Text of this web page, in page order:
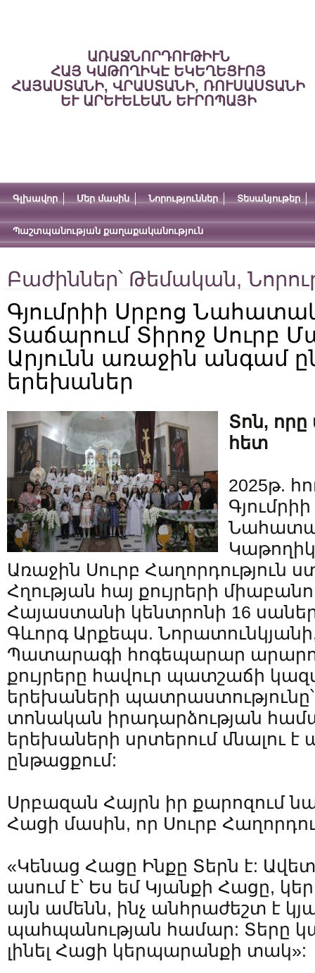
ԱՌԱՋՆՈՐԴՈՒԹԻՒՆ
ՀԱՅ ԿԱԹՈՂԻԿԷ ԵԿԵՂԵՑՒՈՅ
ՀԱՅԱՍՏԱՆԻ, ՎՐԱՍՏԱՆԻ, ՌՈՒՍԱՍՏԱՆԻ
ԵՒ ԱՐԵՒԵԼԵԱՆ ԵՒՐՈՊԱՅԻ
Գլխավոր Մեր մասին Նորություններ Տեսանյութեր
Պաշտպանության քաղաքականություն
Բաժիններ՝ Թեմական,
Գյումրիի Սրբոց
Տաճարում Տիրոջ Սուրբ
Արյունն առաջին անգամ
երեխաներ
Տոն,
հետ
2025թ.
Առաջին Սուրբ
Հղության հայ քույրերի
Հայաստանի կենտրոնի 16
Գևորգ Արքեպս.
Պատարագի հոգեպարար
քույրերը հավուր պատշաճի
երեխաների
տոնական իրադարձության
երեխաների սրտերում մնալու է
ընթացքում:
Սրբազան Հայրն իր քարոզում
Հացի մասին, որ Սուրբ
«Կենաց Հացը Ինքը Տերն է:
ասում է՝ Ես եմ Կյանքի Հացը,
այն ամենն, ինչ անհրաժեշտ է
պահպանության համար: Տերը
լինել Հացի կերպարանքի տակ»: